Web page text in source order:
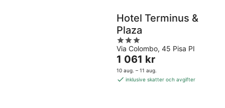
Hotel Terminus &
Plaza
3
out
of
5
Via Colombo, 45 Pisa PI
Priset
är
1 061 kr
1 061 kr
10 aug. – 11 aug.
inklusive skatter och avgifter